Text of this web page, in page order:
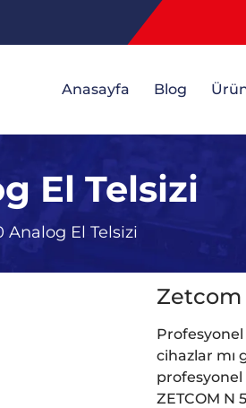
Anasayfa Blog
El Telsizi
El Telsizi
Zetcom
Profesyonel
cihazlar mı
profesyonel
ZETCOM N